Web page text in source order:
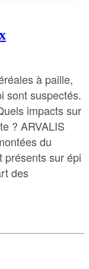
à paille,
sont suspectés.
impacts sur
? ARVALIS
du
présents sur épi
des